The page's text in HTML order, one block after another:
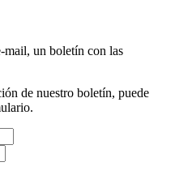
mail, un boletín con las
de nuestro boletín, puede